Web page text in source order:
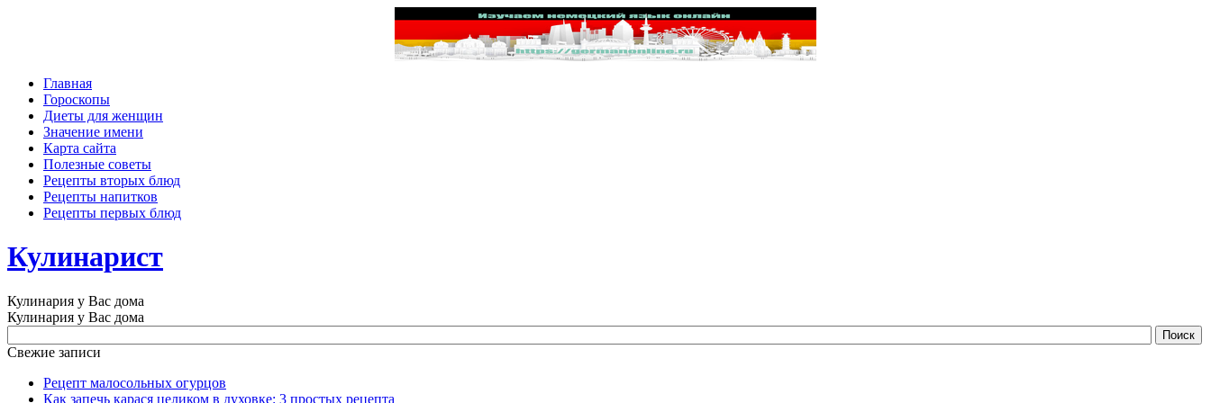
Главная
Гороскопы
Диеты для женщин
Значение имени
Карта сайта
Полезные советы
Рецепты вторых блюд
Рецепты напитков
Рецепты первых блюд
Кулинарист
Кулинария у Вас дома
Кулинария у Вас дома
Свежие записи
Рецепт малосольных огурцов
Как запечь карася целиком в духовке: 3 простых рецепта